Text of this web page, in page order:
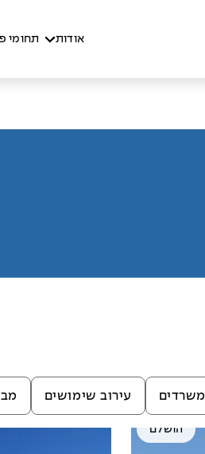
אודות תחומי
משרדים עירוב שימושים
הושלם